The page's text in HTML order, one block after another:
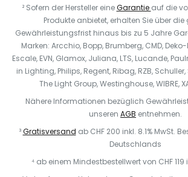
² Sofern der Hersteller eineGarantie auf die
Produkte anbietet, erhalten Sie über die
Gewährleistungsfrist hinaus bis zu 5 Jahre
Marken: Arcchio, Bopp, Brumberg, CMD, Deko-
Escale, EVN, Glamox, Juliana, LTS, Lucande,
in Lighting, Philips, Regent, Ribag, RZB, Schuller,
The Light Group, Westinghouse, WIBRE,
Nähere Informationen bezüglich
unseren AGB entnehmen.
³Gratisversand ab CHF 200 inkl. 8.1% MwSt.
Deutschlands
⁴ ab einem Mindestbestellwert von CHF 119